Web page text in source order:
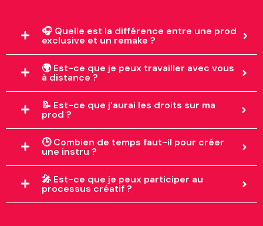
🎧 Quelle est la différence entre une prod
exclusive et un remake ?
🌍 Est-ce que je peux travailler avec vous
à distance ?
📝 Est-ce que j’aurai les droits sur ma
prod ?
🕒 Combien de temps faut-il pour créer
une instru ?
🎤 Est-ce que je peux participer au
processus créatif ?